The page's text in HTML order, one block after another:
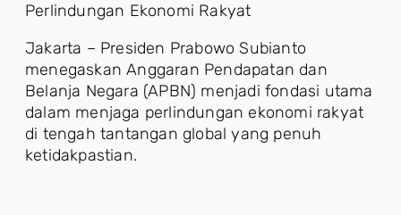
Perlindungan Ekonomi Rakyat
Jakarta – Presiden Prabowo Subianto
menegaskan Anggaran Pendapatan dan
Belanja Negara (APBN) menjadi fondasi utama
dalam menjaga perlindungan ekonomi rakyat
di tengah tantangan global yang penuh
ketidakpastian.